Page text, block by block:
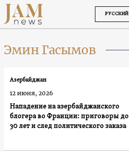
РУССКИЙ
Эмин Гасымов
Нападение на азербайджанского
блогера во Франции: приговоры до
30 лет и след политического заказа
Азербайджан
12 июня, 2026